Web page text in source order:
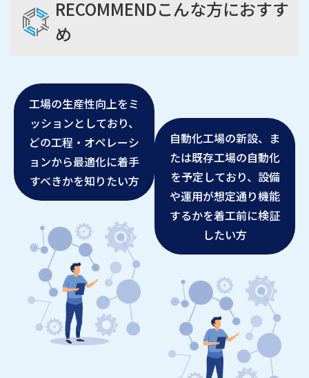
RECOMMENDこんな方におすす
め
工場の生産性向上をミ
ッションとしており、
どの工程・オペレーシ
ョンから最適化に着手
すべきかを知りたい方
自動化工場の新設、ま
たは既存工場の自動化
を予定しており、設備
や運用が想定通り機能
するかを着工前に検証
したい方